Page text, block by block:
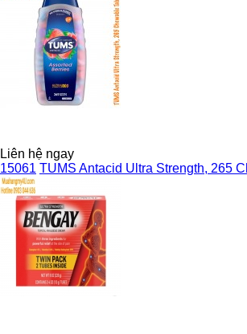
Liên hệ ngay
15061 TUMS Antacid Ultra Strength, 265